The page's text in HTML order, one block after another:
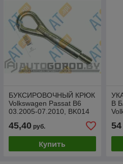
БУКСИРОВОЧНЫЙ КРЮК
Volkswagen Passat B6
03.2005-07.2010, BK014
45,40руб.
Купить
В
54